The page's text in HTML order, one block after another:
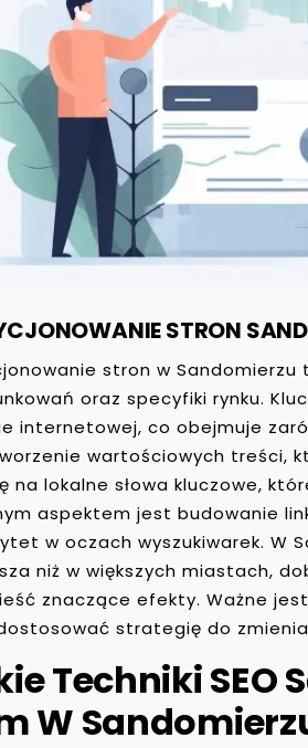
STRON
stron w
oraz specyfiki rynku.
internetowej, co obejmuje
wartościowych treści,
na lokalne słowa kluczowe,
aspektem jest budowanie
w oczach wyszukiwarek. W
niż w większych miastach,
znaczące efekty. Ważne
strategię do
Techniki SEO
W